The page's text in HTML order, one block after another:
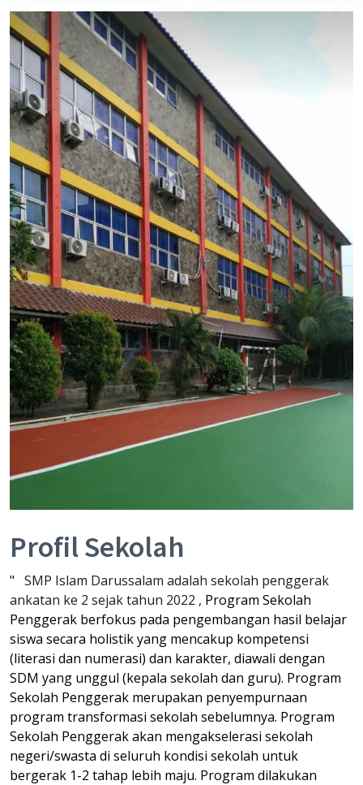
Profil Sekolah
" SMP Islam Darussalam adalah sekolah penggerak
ankatan ke 2 sejak tahun 2022 , Program Sekolah
Penggerak berfokus pada pengembangan hasil belajar
siswa secara holistik yang mencakup kompetensi
(literasi dan numerasi) dan karakter, diawali dengan
SDM yang unggul (kepala sekolah dan guru). Program
Sekolah Penggerak merupakan penyempurnaan
program transformasi sekolah sebelumnya. Program
Sekolah Penggerak akan mengakselerasi sekolah
negeri/swasta di seluruh kondisi sekolah untuk
bergerak 1-2 tahap lebih maju. Program dilakukan